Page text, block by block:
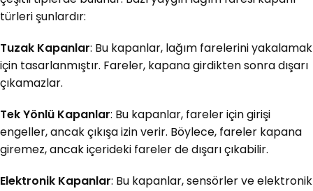
türleri şunlardır:
Tuzak Kapanlar: Bu kapanlar, lağım farelerini yakalamak
için tasarlanmıştır. Fareler, kapana girdikten sonra dışarı
çıkamazlar.
Tek Yönlü Kapanlar: Bu kapanlar, fareler için girişi
engeller, ancak çıkışa izin verir. Böylece, fareler kapana
giremez, ancak içerideki fareler de dışarı çıkabilir.
Elektronik Kapanlar: Bu kapanlar, sensörler ve elektronik